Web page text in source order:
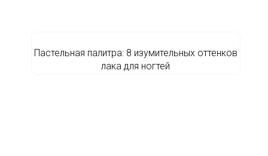
Пастельная палитра: 8 изумительных оттенков
лака для ногтей